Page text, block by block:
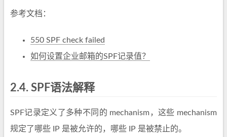
参考文档：
550 SPF check failed
如何设置企业邮箱的SPF记录值？
2.4. SPF语法解释
SPF记录定义了多种不同的 mechanism，这些 mechanism
规定了哪些 IP 是被允许的，哪些 IP 是被禁止的。